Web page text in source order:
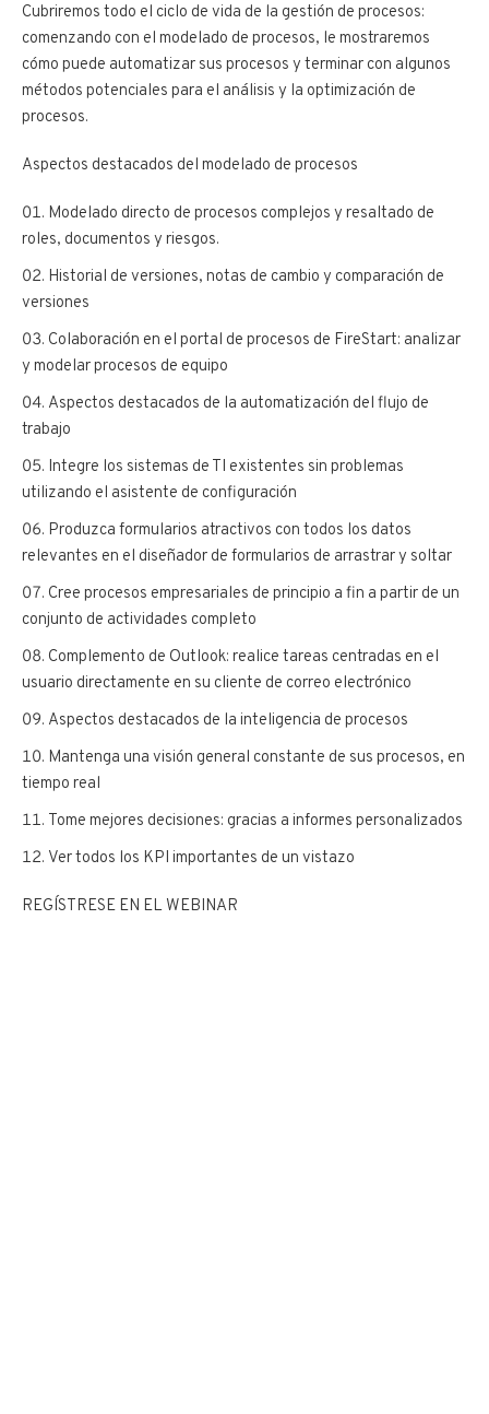
Cubriremos todo el ciclo de vida de la gestión de procesos:
comenzando con el modelado de procesos, le mostraremos
cómo puede automatizar sus procesos y terminar con algunos
métodos potenciales para el análisis y la optimización de
procesos.
Aspectos destacados del modelado de procesos
Modelado directo de procesos complejos y resaltado de
roles, documentos y riesgos.
Historial de versiones, notas de cambio y comparación de
versiones
Colaboración en el portal de procesos de FireStart: analizar
y modelar procesos de equipo
Aspectos destacados de la automatización del flujo de
trabajo
Integre los sistemas de TI existentes sin problemas
utilizando el asistente de configuración
Produzca formularios atractivos con todos los datos
relevantes en el diseñador de formularios de arrastrar y soltar
Cree procesos empresariales de principio a fin a partir de un
conjunto de actividades completo
Complemento de Outlook: realice tareas centradas en el
usuario directamente en su cliente de correo electrónico
Aspectos destacados de la inteligencia de procesos
Mantenga una visión general constante de sus procesos, en
tiempo real
Tome mejores decisiones: gracias a informes personalizados
Ver todos los KPI importantes de un vistazo
REGÍSTRESE EN EL WEBINAR